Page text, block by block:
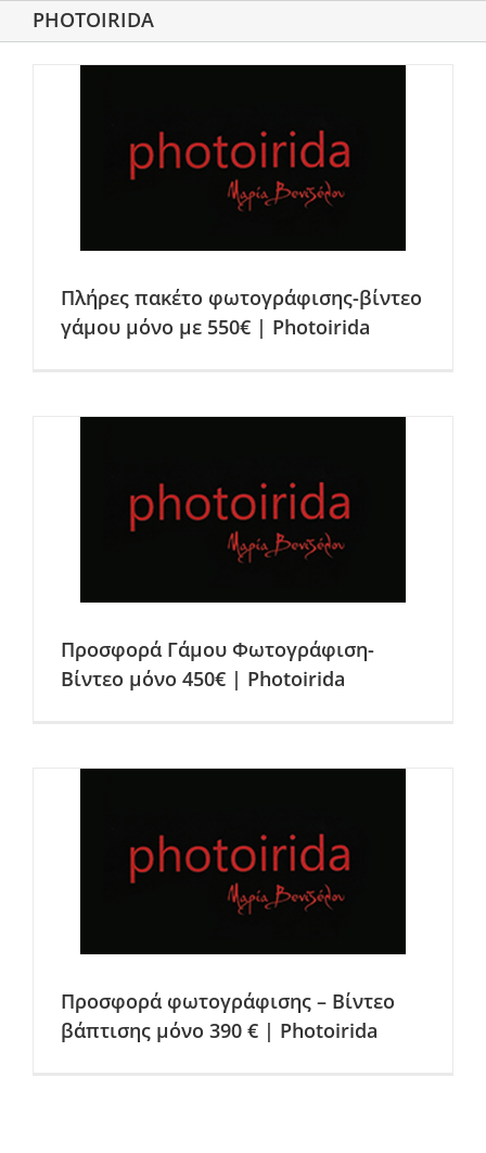
PHOTOIRIDA
Πλήρες πακέτο φωτογράφισης-βίντεο
γάμου μόνο με 550€ | Photoirida
Προσφορά Γάμου Φωτογράφιση-
Βίντεο μόνο 450€ | Photoirida
Προσφορά φωτογράφισης – Βίντεο
βάπτισης μόνο 390 € | Photoirida